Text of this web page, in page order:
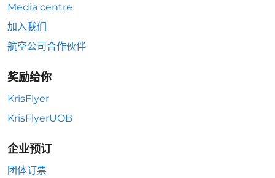
Media centre
加入我们
航空公司合作伙伴
奖励给你
KrisFlyer
KrisFlyerUOB
企业预订
团体订票